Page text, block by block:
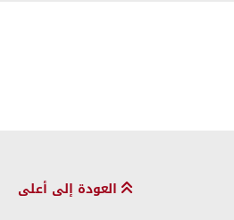
العودة إلى أعلى